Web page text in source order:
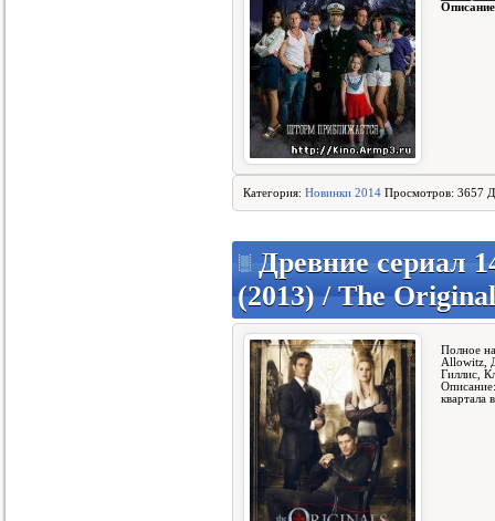
Категория: Новинки 2014 Просмотров: 3657
Древние сериал
(2013) / The
Полное
Allowitz,
Гиллис,
квартала